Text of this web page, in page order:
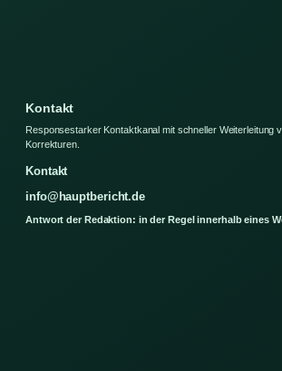
Kontakt
Responsestarker Kontaktkanal mit schneller Weiterleitung
Korrekturen.
Kontakt
info@hauptbericht.de
Antwort der Redaktion: in der Regel innerhalb eines